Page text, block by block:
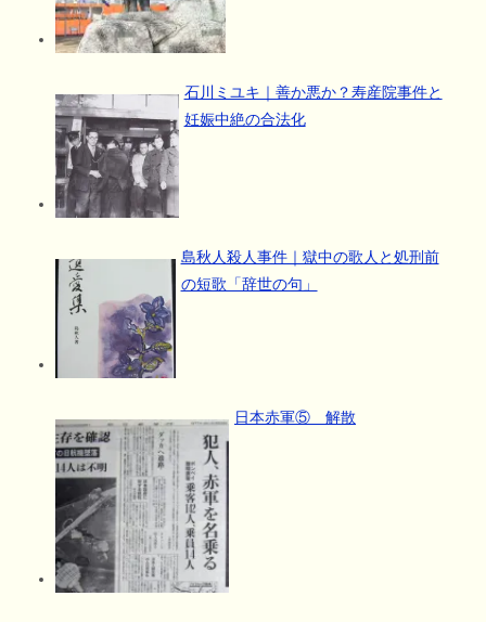
石川ミユキ｜善か悪か？寿産院事件と
妊娠中絶の合法化
島秋人殺人事件｜獄中の歌人と処刑前
の短歌「辞世の句」
日本赤軍⑤ 解散